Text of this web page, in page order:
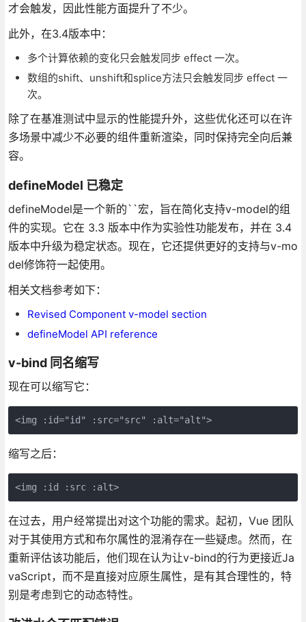
才会触发，因此性能方面提升了不少。
此外，在3.4版本中：
多个计算依赖的变化只会触发同步 effect 一次。
数组的shift、unshift和splice方法只会触发同步 effect 一
次。
除了在基准测试中显示的性能提升外，这些优化还可以在许
多场景中减少不必要的组件重新渲染，同时保持完全向后兼
容。
defineModel 已稳定
defineModel是一个新的``宏，旨在简化支持v-model的组
件的实现。它在 3.3 版本中作为实验性功能发布，并在 3.4
版本中升级为稳定状态。现在，它还提供更好的支持与v-mo
del修饰符一起使用。
相关文档参考如下：
Revised Component v-model section
defineModel API reference
v-bind 同名缩写
现在可以缩写它：
<img :id="id" :src="src" :alt="alt">
缩写之后：
<img :id :src :alt>
在过去，用户经常提出对这个功能的需求。起初，Vue 团队
对于其使用方式和布尔属性的混淆存在一些疑虑。然而，在
重新评估该功能后，他们现在认为让v-bind的行为更接近Ja
vaScript，而不是直接对应原生属性，是有其合理性的，特
别是考虑到它的动态特性。